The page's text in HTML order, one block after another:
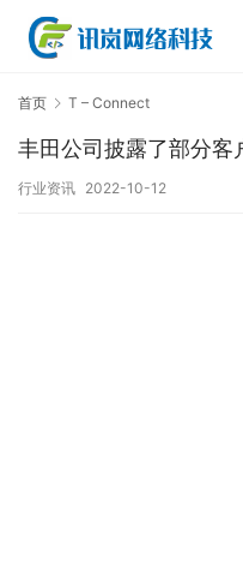
首页 T – Connect
丰田公司披露了部分客
行业资讯 2022-10-12